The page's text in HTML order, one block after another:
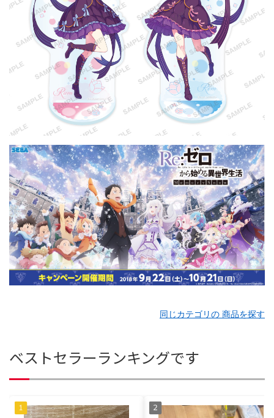
同じカテゴリの 商品を探す
ベストセラーランキングです